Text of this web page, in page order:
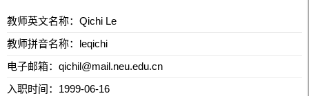
教师英文名称：Qichi Le
教师拼音名称：leqichi
电子邮箱： qichil@mail.neu.edu.cn
入职时间：1999-06-16